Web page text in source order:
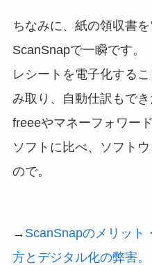
ちなみに、紙の領収書
ScanSnapで一瞬です。
レシートを電子化する
み取り、自動仕訳もでき
freeeやマネーフォワー
ソフトに比べ、ソフト
ので。
→ ScanSnapのメリット
方とデジタル化の弊害。